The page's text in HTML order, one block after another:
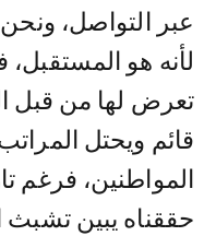
عبر التواصل،
لأنه هو
تعرض لها من قبل
قائم ويحتل
المواطنين، فرغم
حققناه يبين تشبث